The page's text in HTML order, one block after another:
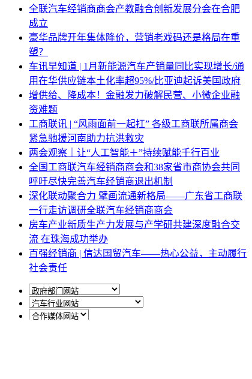
全联汽车经销商商会产教融合创新发展分会在合肥
成立
豪华品牌开年集体降价，营销老戏码还是格局在重
塑？
车讯早知道 | 1月新能源汽车产销量同比实现增长/通
用在华供应链本土化率超95%/比亚迪起诉美国政府
增供给、降成本！金融发力破解民营、小微企业融
资难题
工商联讯 | “风雨面前一起扛” 各级工商联所属商会
紧急驰援河南助力抗洪救灾
两会观察｜让“人工智能＋”持续赋能千行百业
全国工商联汽车经销商商会和38家省市商协会共同
呼吁尽快完善汽车经销商退出机制
深化联动聚合力 擘画流通新格局——广东省工商联
一行走访调研全联汽车经销商商会
房车产业新质生产力发展与产学研共建深度融合交
流 在珠海成功举办
百强经销商 | 信达国贸汽车——热心公益，主动履行
社会责任